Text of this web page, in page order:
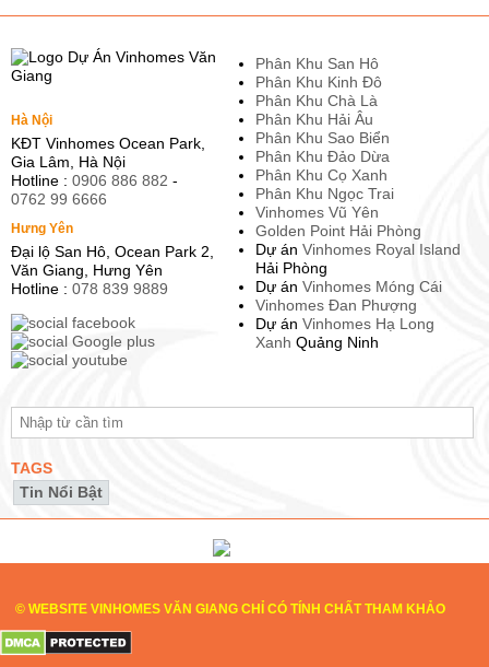
Hà Nội
KĐT Vinhomes Ocean Park,
Gia Lâm, Hà Nội
Hotline : 0906 886 882 -
0762 99 6666
Hưng Yên
Đại lộ San Hô, Ocean Park 2,
Văn Giang, Hưng Yên
Hotline : 078 839 9889
Phân Khu San Hô
Phân Khu Kinh Đô
Phân Khu Chà Là
Phân Khu Hải Âu
Phân Khu Sao Biển
Phân Khu Đảo Dừa
Phân Khu Cọ Xanh
Phân Khu Ngọc Trai
Vinhomes Vũ Yên
Golden Point Hải Phòng
Dự án Vinhomes Royal Island
Hải Phòng
Dự án Vinhomes Móng Cái
Vinhomes Đan Phượng
Dự án Vinhomes Hạ Long
Xanh Quảng Ninh
TAGS
Tin Nổi Bật
© WEBSITE VINHOMES VĂN GIANG CHỈ CÓ TÍNH CHẤT THAM KHẢO